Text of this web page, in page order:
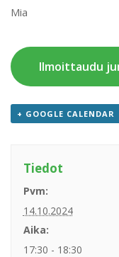
Mia
Ilmoittaudu
+ GOOGLE CALENDAR
Tiedot
Pvm:
14.10.2024
Aika:
17:30 - 18:30